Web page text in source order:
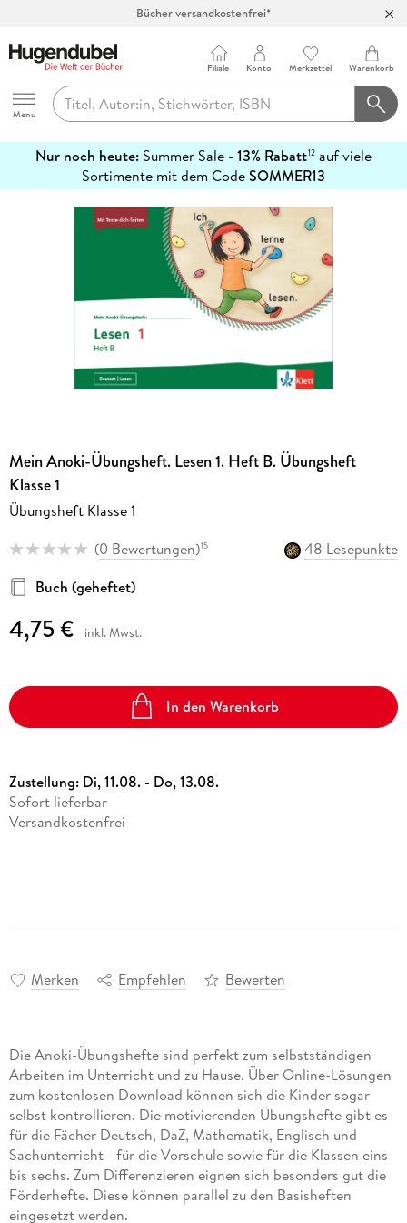
Bücher versandkostenfrei*
Abholung in über 100 Filialen
Hugendubel
Menu
Filiale Konto Merkzettel Warenkorb
Nur noch heute: Summer Sale - 13% Rabatt12 auf viele
Sortimente mit dem CodeSOMMER13
erfahren
Mein Anoki-Übungsheft. Lesen 1. Heft B. Übungsheft
Klasse 1
Übungsheft Klasse 1
(0 Bewertungen)15
48 Lesepunkte
Buch (geheftet)
4,75 € inkl. Mwst.
In den Warenkorb
Zustellung: Di, 11.08. - Do, 13.08.
Sofort lieferbar
Versandkostenfrei
Merken Empfehlen Bewerten
Die Anoki-Übungshefte sind perfekt zum selbstständigen
Arbeiten im Unterricht und zu Hause. Über Online-Lösungen
zum kostenlosen Download können sich die Kinder sogar
selbst kontrollieren. Die motivierenden Übungshefte gibt es
für die Fächer Deutsch, DaZ, Mathematik, Englisch und
Sachunterricht - für die Vorschule sowie für die Klassen eins
bis sechs. Zum Differenzieren eignen sich besonders gut die
Förderhefte. Diese können parallel zu den Basisheften
eingesetzt werden.